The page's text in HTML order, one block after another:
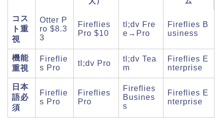
コス
ト重
視
Otter P
ro $8.3
3
Fireflies
Pro $10
tl;dv Fre
e→Pro
Fireflies B
usiness
機能
重視
Fireflie
s Pro
tl;dv Pro
tl;dv Tea
m
Fireflies E
nterprise
日本
語必
須
Fireflie
s Pro
Fireflies
Pro
Fireflies
Busines
s
Fireflies E
nterprise